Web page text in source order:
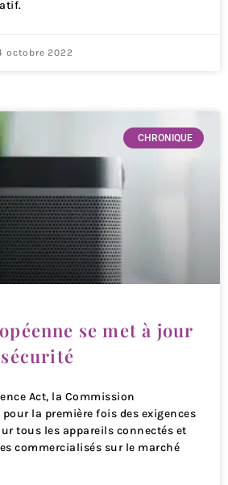
octobre 2022
CHRONIQUE
se met à jour
Act, la Commission
la première fois des exigences
tous les appareils connectés et
commercialisés sur le marché